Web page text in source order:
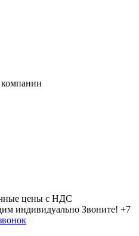
цены с НДС
индивидуально Звоните! +7